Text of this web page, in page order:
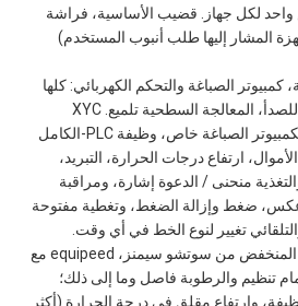
لكل جهاز. قضيب الأساسية، فراشة
المشار إليها طلب أنبوب المستخدم)
الصباغة والتحكم الكهربائي: كلها
مصنوعة من الفولاذ المقاوم للصدأ، المعالجة السطحية تلميع. XYC
قوانغدونغ الجديد يي مدينة الكمبيوتر الصباغة خاص، وظيفة PLC-الكامل
ارتفاع درجات الحرارة، التبريد،
منحنى / الدعوة إشارة، ومراقبة
ضغط وإزالة الضغط، وتغطية مفتوحة
تغيير لنوع الخط في أي وقت.
هو الرئيسي الجمعية الضغط المنخفض من سوتشو سيمنز، equipeed مع
والرطوبة فاصل وما إلى ذلك؛
وارتفاع مقلق في درجة الحرارة (أكثر